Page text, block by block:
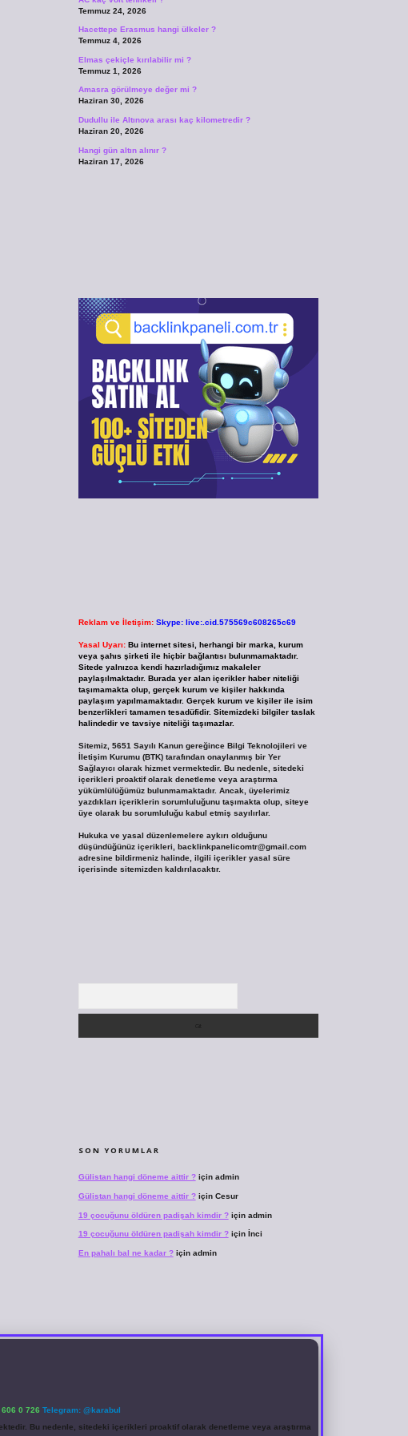
Temmuz 24, 2026
Hacettepe Erasmus hangi ülkeler ?
Temmuz 4, 2026
Elmas çekiçle kırılabilir mi ?
Temmuz 1, 2026
Amasra görülmeye değer mi ?
Haziran 30, 2026
Dudullu ile Altınova arası kaç kilometredir ?
Haziran 20, 2026
Hangi gün altın alınır ?
Haziran 17, 2026
Reklam ve İletişim: Skype: live:.cid.575569c608265c69
Yasal Uyarı: Bu internet sitesi, herhangi bir marka, kurum
veya şahıs şirketi ile hiçbir bağlantısı bulunmamaktadır.
Sitede yalnızca kendi hazırladığımız makaleler
paylaşılmaktadır. Burada yer alan içerikler haber niteliği
taşımamakta olup, gerçek kurum ve kişiler hakkında
paylaşım yapılmamaktadır. Gerçek kurum ve kişiler ile isim
benzerlikleri tamamen tesadüfidir. Sitemizdeki bilgiler taslak
halindedir ve tavsiye niteliği taşımazlar.
Sitemiz, 5651 Sayılı Kanun gereğince Bilgi Teknolojileri ve
İletişim Kurumu (BTK) tarafından onaylanmış bir Yer
Sağlayıcı olarak hizmet vermektedir. Bu nedenle, sitedeki
içerikleri proaktif olarak denetleme veya araştırma
yükümlülüğümüz bulunmamaktadır. Ancak, üyelerimiz
yazdıkları içeriklerin sorumluluğunu taşımakta olup, siteye
üye olarak bu sorumluluğu kabul etmiş sayılırlar.
Hukuka ve yasal düzenlemelere aykırı olduğunu
düşündüğünüz içerikleri, backlinkpanelicomtr@gmail.com
adresine bildirmeniz halinde, ilgili içerikler yasal süre
içerisinde sitemizden kaldırılacaktır.
SON YORUMLAR
Gülistan hangi döneme aittir ?için admin
Gülistan hangi döneme aittir ?için Cesur
19 çocuğunu öldüren padişah kimdir ?için admin
19 çocuğunu öldüren padişah kimdir ?için İnci
En pahalı bal ne kadar ?için admin
0 726 Telegram: @karabul
Bu nedenle, sitedeki içerikleri proaktif olarak denetleme veya araştırma